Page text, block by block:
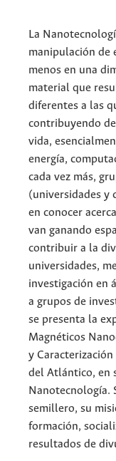
La
manipulación de
menos en una
material que
diferentes a las
contribuyendo
vida,
energía,
cada vez más,
(universidades y
en conocer
van ganando
contribuir a la
universidades,
investigación en
a grupos de
se presenta la
Magnéticos
y
del Atlántico, en
Nanotecnología.
semillero, su
formación,
resultados de